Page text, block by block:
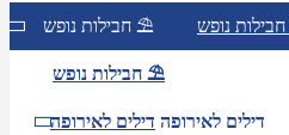
חבילות נופש ⛱
חבילות נופש ⛱
דילים לאירופה דילים לאירופה